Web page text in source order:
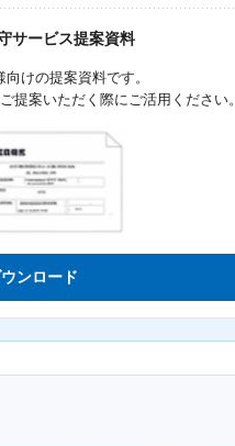
サービス提案資料
けの提案資料です。
提案いただく際にご活用ください。
ンロード